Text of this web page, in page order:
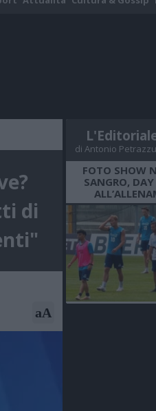
di
aA
di Antonio
FOTO SHOW
SANGRO,